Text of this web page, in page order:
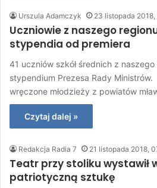
Urszula Adamczyk 23 listopada
Uczniowie z naszego
stypendia od premiera
41 uczniów szkół średnich z naszego
stypendium Prezesa Rady Ministrów.
wręczone młodzieży z powiatów
Czytaj dalej »
Redakcja Radia 7 21 listopada 2018,
Teatr przy stoliku wystawił
patriotyczną sztukę